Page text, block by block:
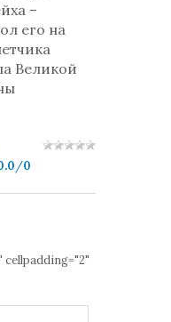
–
его на
Великой
/0
cellpadding="2"